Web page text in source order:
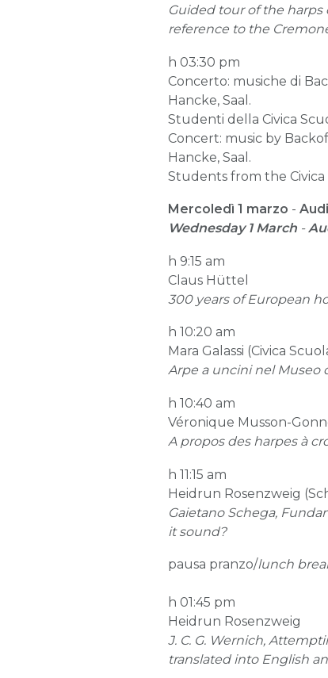
Guided tour of the
reference to the
h 03:30 pm
Concerto: musiche di
Hancke, Saal.
Studenti della Civica
Concert: music by
Hancke, Saal.
Students from the Civica
Mercoledì 1 marzo -
Wednesday 1 March -
h 9:15 am
Claus Hüttel
300 years of European
h 10:20 am
Mara Galassi (Civica
Arpe a uncini nel Museo
h 10:40 am
Véronique Musson-
A propos des harpes à
h 11:15 am
Heidrun Rosenzweig
Gaietano Schega,
it sound?
pausa pranzo/lunch
h 01:45 pm
Heidrun Rosenzweig
J. C. G. Wernich,
translated into English